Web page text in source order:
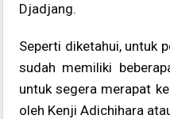
Djadjang.
Seperti diketahui, untuk
sudah memiliki
untuk segera merapat
oleh Kenji Adichihara